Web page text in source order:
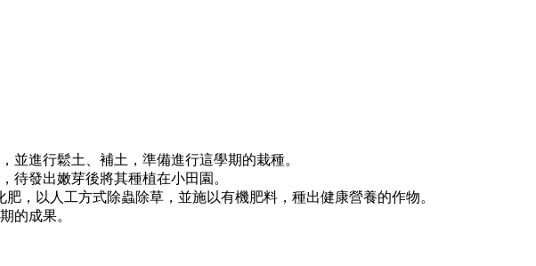
並進行鬆土、補土，準備進行這學期的栽種。
待發出嫩芽後將其種植在小田園。
，以人工方式除蟲除草，並施以有機肥料，種出健康營養的作物。
的成果。